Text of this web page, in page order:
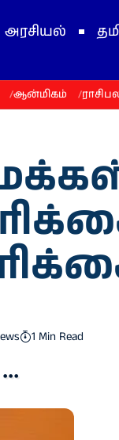
அரசியல்
ஆன்மிகம்
1 Min Read